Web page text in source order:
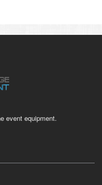
event equipment.